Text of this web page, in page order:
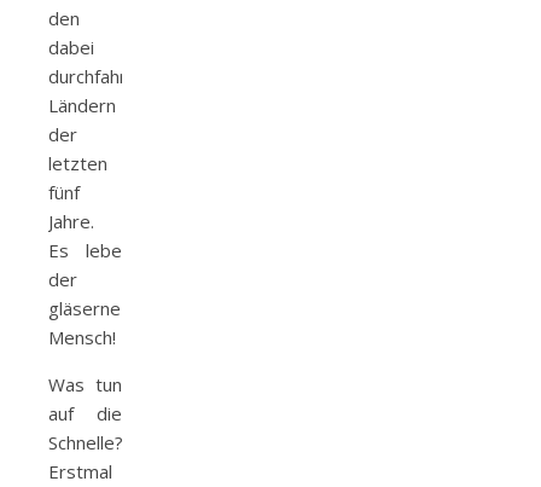
den
dabei
durchfahrenen
Ländern
der
letzten
fünf
Jahre.
Es lebe
der
gläserne
Mensch!
Was tun
auf die
Schnelle?
Erstmal